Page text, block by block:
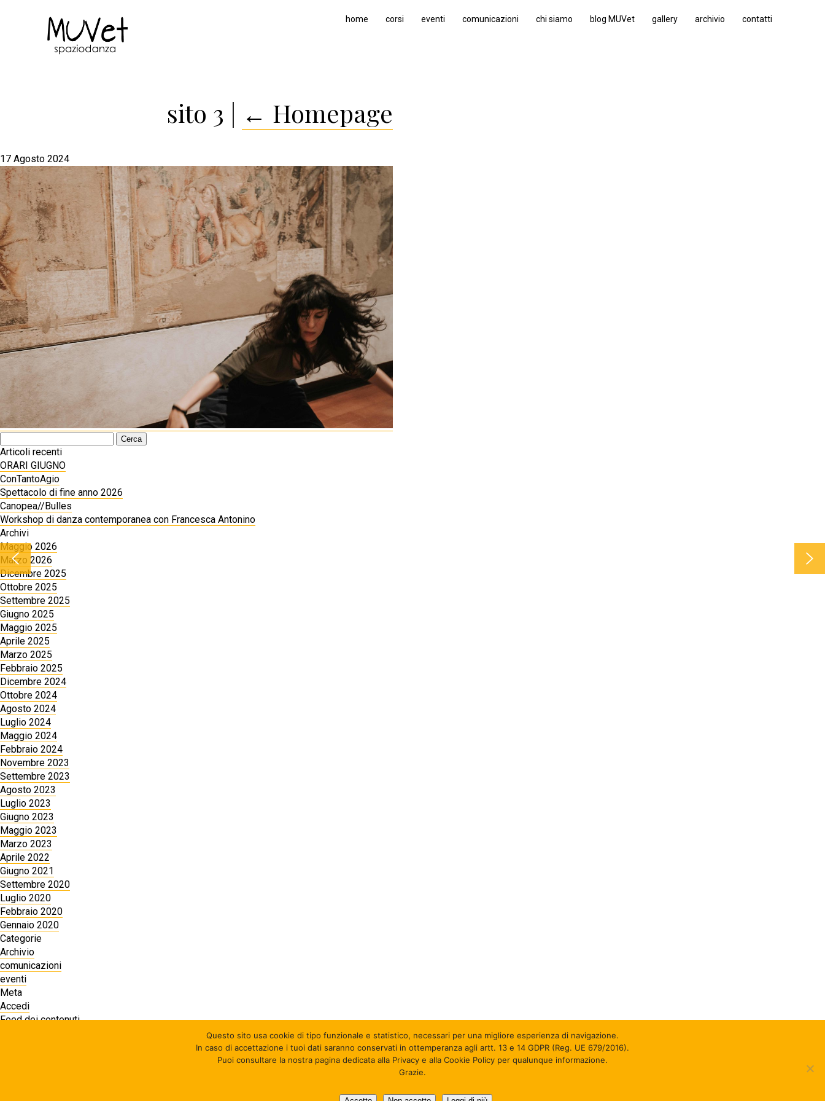
home corsi eventi comunicazioni chi siamo blog MUVet gallery archivio contatti
sito 3 | ← Homepage
17 Agosto 2024
per:
Articoli recenti
ORARI GIUGNO
ConTantoAgio
Spettacolo di fine anno 2026
Canopea//Bulles
Workshop di danza contemporanea con Francesca Antonino
Archivi
Maggio 2026
Marzo 2026
Dicembre 2025
Ottobre 2025
Settembre 2025
Giugno 2025
Maggio 2025
Aprile 2025
Marzo 2025
Febbraio 2025
Dicembre 2024
Ottobre 2024
Agosto 2024
Luglio 2024
Maggio 2024
Febbraio 2024
Novembre 2023
Settembre 2023
Agosto 2023
Luglio 2023
Giugno 2023
Maggio 2023
Marzo 2023
Aprile 2022
Giugno 2021
Settembre 2020
Luglio 2020
Febbraio 2020
Gennaio 2020
Categorie
Archivio
comunicazioni
eventi
Meta
Accedi
Feed dei contenuti
Questo sito usa cookie di tipo funzionale e statistico, necessari per una migliore esperienza di navigazione.
In caso di accettazione i tuoi dati saranno conservati in ottemperanza agli artt. 13 e 14 GDPR (Reg. UE 679/2016).
Puoi consultare la nostra pagina dedicata alla Privacy e alla Cookie Policy per qualunque informazione.
Grazie.